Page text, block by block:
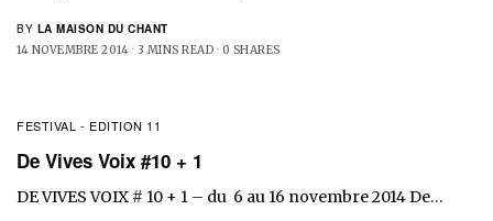
BY LA MAISON DU CHANT
14 NOVEMBRE 2014 3 MINS READ 0 SHARES
FESTIVAL - EDITION 11
De Vives Voix #10 + 1
DE VIVES VOIX # 10 + 1 – du 6 au 16 novembre 2014 De…